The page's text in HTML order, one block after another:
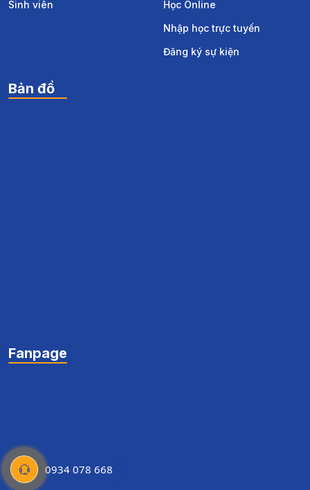
Sinh viên
Học Online
Nhập học trực tuyến
Đăng ký sự kiện
Bản đồ
Fanpage
0934 078 668